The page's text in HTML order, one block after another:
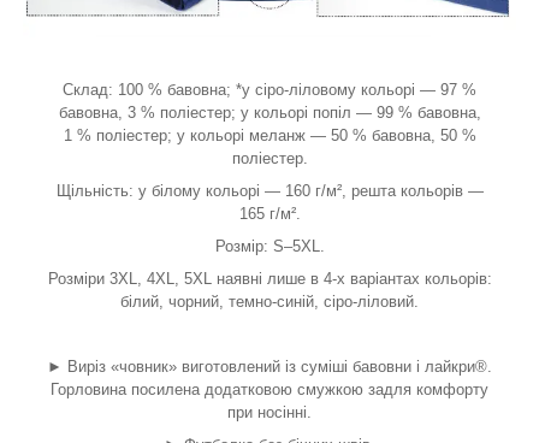
Склад: 100 % бавовна; *у сіро-ліловому кольорі — 97 %
бавовна, 3 % поліестер; у кольорі попіл — 99 % бавовна,
1 % поліестер; у кольорі меланж — 50 % бавовна, 50 %
поліестер.
Щільність: у білому кольорі — 160 г/м², решта кольорів —
165 г/м².
Розмір: S–5XL.
Розміри 3XL, 4XL, 5XL наявні лише в 4-х варіантах кольорів:
білий, чорний, темно-синій, сіро-ліловий.
► Виріз «човник» виготовлений із суміші бавовни і лайкри®
Горловина посилена додатковою смужкою задля комфорту
при носінні.